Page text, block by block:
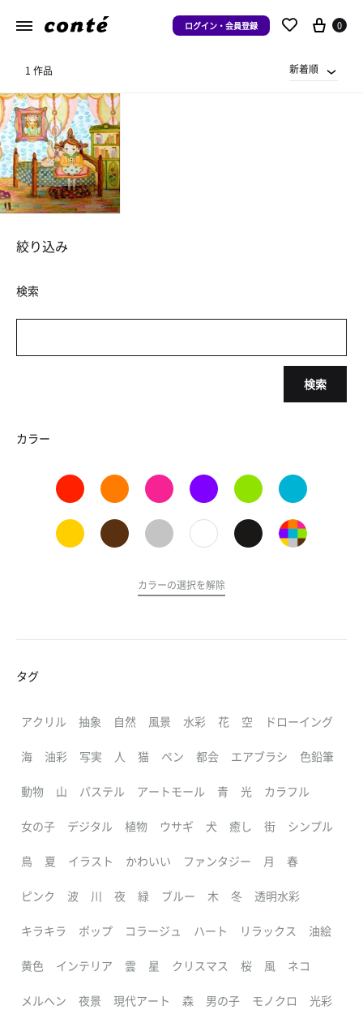
ログイン・会員登録 0
1 作品 新着順
絞り込み
検索
検索
カラー
カラーの選択を解除
タグ
アクリル 抽象 自然 風景 水彩 花 空 ドローイング
海 油彩 写実 人 猫 ペン 都会 エアブラシ 色鉛筆
動物 山 パステル アートモール 青 光 カラフル
女の子 デジタル 植物 ウサギ 犬 癒し 街 シンプル
鳥 夏 イラスト かわいい ファンタジー 月 春
ピンク 波 川 夜 緑 ブルー 木 冬 透明水彩
キラキラ ポップ コラージュ ハート リラックス 油絵
黄色 インテリア 雲 星 クリスマス 桜 風 ネコ
メルヘン 夜景 現代アート 森 男の子 モノクロ 光彩